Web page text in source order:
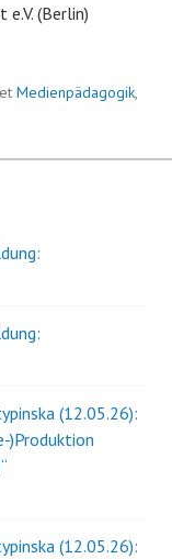
(Berlin)
Medienpädagogik,
(12.05.26):
)Produktion
(12.05.26):